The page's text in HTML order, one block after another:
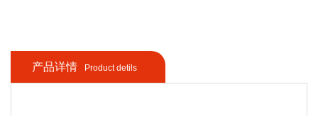
产品详情 Product detils